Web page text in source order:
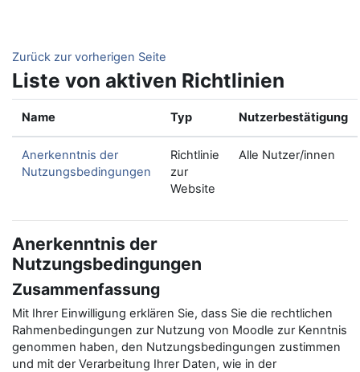
Zurück zur vorherigen Seite
Liste von aktiven Richtlinien
Name Typ Nutzerbestätigung
Anerkenntnis der
Nutzungsbedingungen
Richtlinie
zur
Website
Alle Nutzer/innen
Anerkenntnis der
Nutzungsbedingungen
Zusammenfassung
Mit Ihrer Einwilligung erklären Sie, dass Sie die rechtlichen
Rahmenbedingungen zur Nutzung von Moodle zur Kenntnis
genommen haben, den Nutzungsbedingungen zustimmen
und mit der Verarbeitung Ihrer Daten, wie in der